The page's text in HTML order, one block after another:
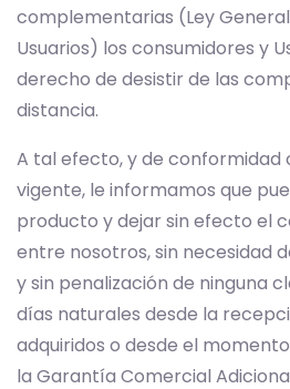
complementarias (Ley
Usuarios) los consumidores y
derecho de desistir de las
distancia.
A tal efecto, y de conformidad
vigente, le informamos que
producto y dejar sin efecto el
entre nosotros, sin necesidad
y sin penalización de ninguna
días naturales desde la
adquiridos o desde el
la Garantía Comercial